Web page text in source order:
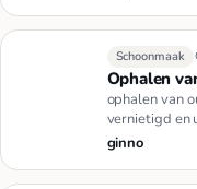
Schoonmaak
Ophalen
ophalen van
vernietigd en
ginno